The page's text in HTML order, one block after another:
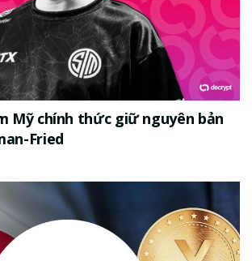
Mỹ chính thức giữ nguyên bản
Fried